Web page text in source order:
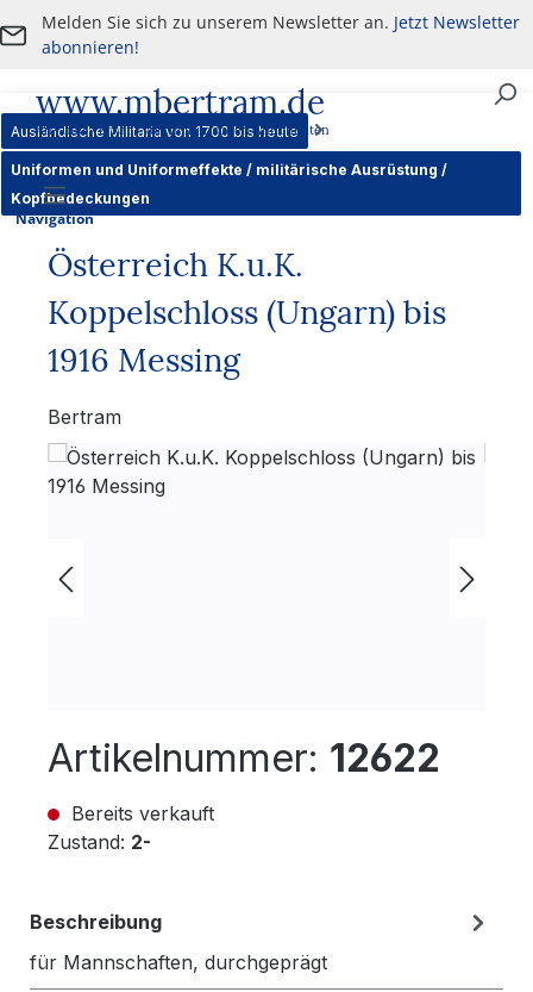
Zum Hauptinhalt springen
Melden Sie sich zu unserem Newsletter an. Jetzt Newsletter
abonnieren!
www.mbertram.de
An- und Verkauf von militärischen Antiquitäten
Navigation
Ausländische Militaria von 1700 bis heute
Uniformen und Uniformeffekte / militärische Ausrüstung /
Kopfbedeckungen
Österreich K.u.K.
Koppelschloss (Ungarn) bis
1916 Messing
Bertram
Bildergalerie überspringen
Artikelnummer: 12622
Bereits verkauft
Zustand: 2-
Beschreibung
für Mannschaften, durchgeprägt